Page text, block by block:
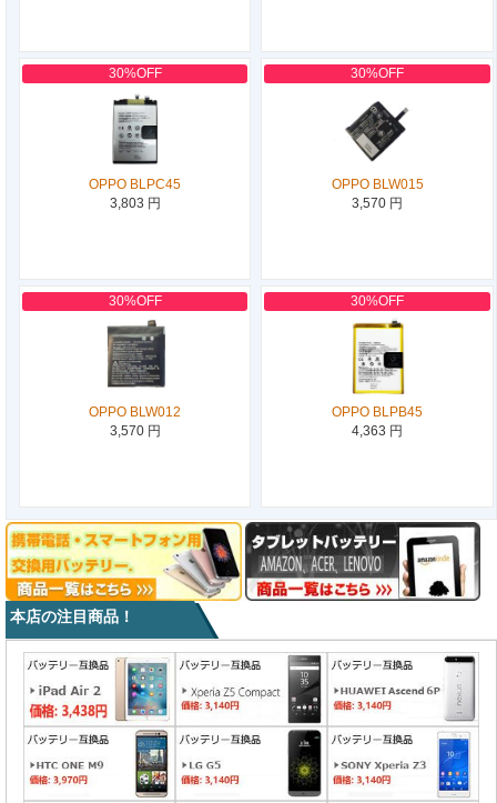
30%OFF
OPPO BLPC45
3,803 円
30%OFF
OPPO BLW015
3,570 円
30%OFF
OPPO BLW012
3,570 円
30%OFF
OPPO BLPB45
4,363 円
本店の注目商品！